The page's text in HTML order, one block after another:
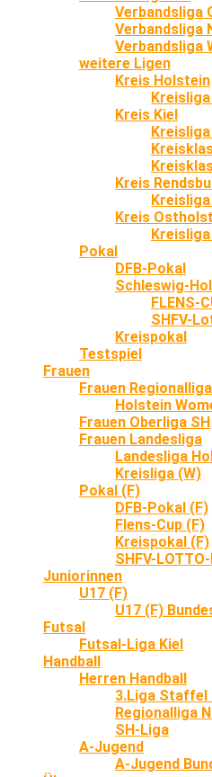
Verbandsliga
Verbandsliga
Verbandsliga
weitere Ligen
Kreis Holstein
Kreisliga
Kreis Kiel
Kreisliga
Kreis
Kreisliga
Kreis
Kreisliga
Pokal
DFB-Pokal
Schleswig-
FLENS-
SHFV-
Kreispokal
Testspiel
Frauen
Frauen
Holstein
Frauen Oberliga SH
Frauen Landesliga
Landesliga
Kreisliga (W)
Pokal (F)
DFB-Pokal (F)
Flens-Cup (F)
Kreispokal (F)
SHFV-
Juniorinnen
U17 (F)
U17 (F)
Futsal
Futsal-Liga Kiel
Handball
Herren Handball
3.Liga Staffel
Regionalliga
SH-Liga
A-Jugend
A-Jugend